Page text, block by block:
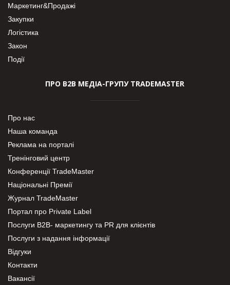
Маркетинг&Продажі
Закупки
Логістика
Закон
Події
ПРО В2В МЕДІА-ГРУПУ TRADEMASTER
Про нас
Наша команда
Реклама на порталі
Тренінговий центр
Конференції TradeMaster
Національні Премії
Журнал TradeMaster
Портал про Private Label
Послуги В2В- маркетингу та PR для клієнтів
Послуги з надання інформації
Відгуки
Контакти
Вакансії